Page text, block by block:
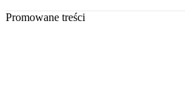
Promowane treści